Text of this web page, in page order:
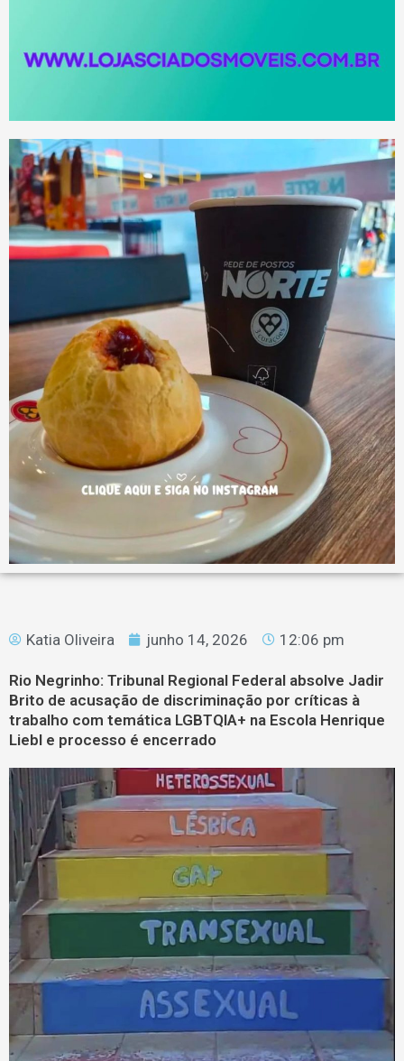
Katia Oliveira junho 14, 2026 12:06 pm
Rio Negrinho: Tribunal Regional Federal absolve Jadir
Brito de acusação de discriminação por críticas à
trabalho com temática LGBTQIA+ na Escola Henrique
Liebl e processo é encerrado